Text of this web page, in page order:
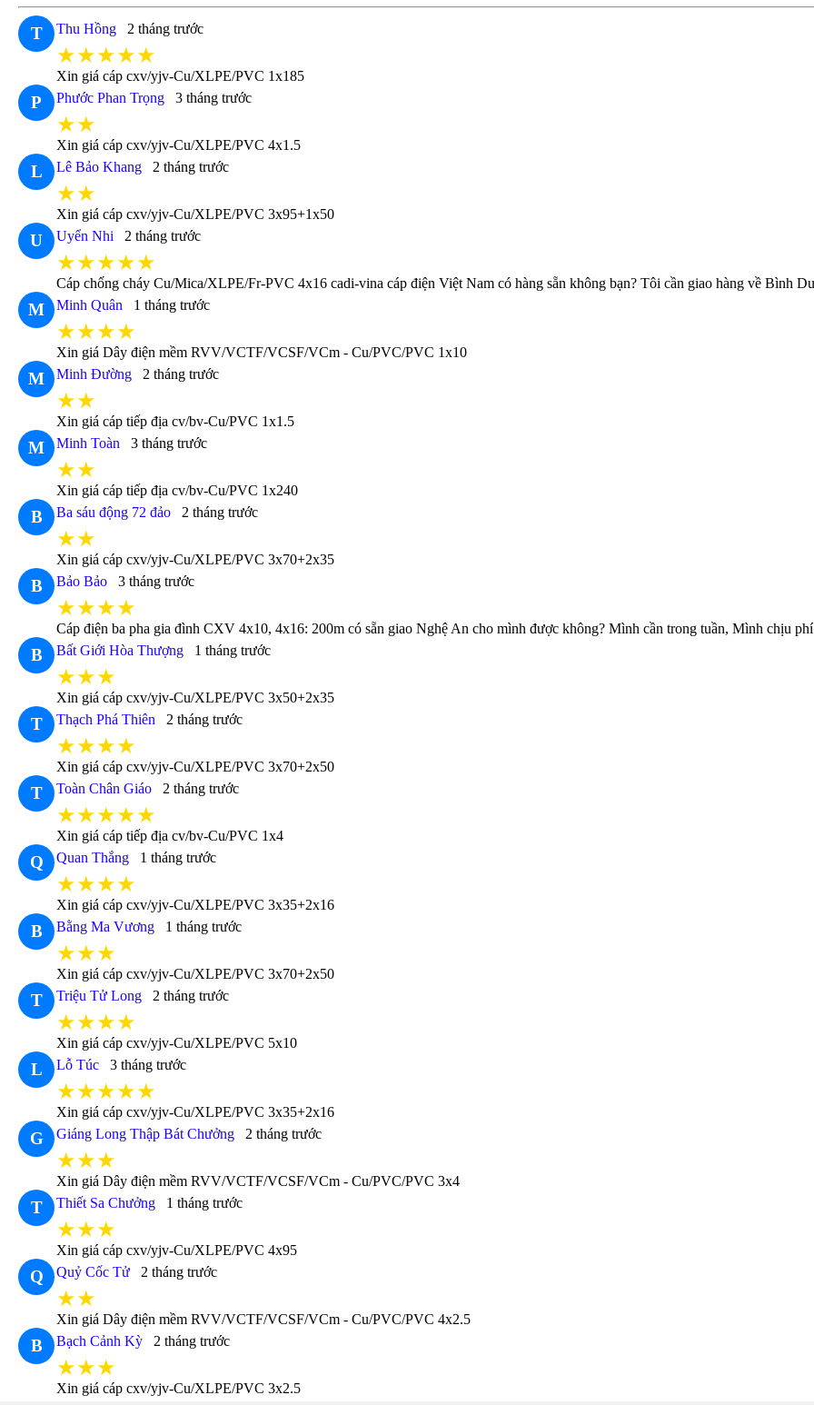
T Thu Hồng 2 tháng trước
★★★★★
Xin giá cáp cxv/yjv-Cu/XLPE/PVC 1x185
P Phước Phan Trọng 3 tháng trước
★★
Xin giá cáp cxv/yjv-Cu/XLPE/PVC 4x1.5
L Lê Bảo Khang 2 tháng trước
★★
Xin giá cáp cxv/yjv-Cu/XLPE/PVC 3x95+1x50
U Uyển Nhi 2 tháng trước
★★★★★
Cáp chống cháy Cu/Mica/XLPE/Fr-PVC 4x16 cadi-vina cáp điện Việt Nam có hàng sẵn không bạn? Tôi cần giao hàng về Bình
M Minh Quân 1 tháng trước
★★★★
Xin giá Dây điện mềm RVV/VCTF/VCSF/VCm - Cu/PVC/PVC 1x10
M Minh Đường 2 tháng trước
★★
Xin giá cáp tiếp địa cv/bv-Cu/PVC 1x1.5
M Minh Toàn 3 tháng trước
★★
Xin giá cáp tiếp địa cv/bv-Cu/PVC 1x240
B Ba sáu động 72 đảo 2 tháng trước
★★
Xin giá cáp cxv/yjv-Cu/XLPE/PVC 3x70+2x35
B Bảo Bảo 3 tháng trước
★★★★
Cáp điện ba pha gia đình CXV 4x10, 4x16: 200m có sẵn giao Nghệ An cho mình được không? Mình cần trong tuần, Mình chịu
B Bất Giới Hòa Thượng 1 tháng trước
★★★
Xin giá cáp cxv/yjv-Cu/XLPE/PVC 3x50+2x35
T Thạch Phá Thiên 2 tháng trước
★★★★
Xin giá cáp cxv/yjv-Cu/XLPE/PVC 3x70+2x50
T Toàn Chân Giáo 2 tháng trước
★★★★★
Xin giá cáp tiếp địa cv/bv-Cu/PVC 1x4
Q Quan Thắng 1 tháng trước
★★★★
Xin giá cáp cxv/yjv-Cu/XLPE/PVC 3x35+2x16
B Bằng Ma Vương 1 tháng trước
★★★
Xin giá cáp cxv/yjv-Cu/XLPE/PVC 3x70+2x50
T Triệu Tử Long 2 tháng trước
★★★★
Xin giá cáp cxv/yjv-Cu/XLPE/PVC 5x10
L Lỗ Túc 3 tháng trước
★★★★★
Xin giá cáp cxv/yjv-Cu/XLPE/PVC 3x35+2x16
G Giáng Long Thập Bát Chưởng 2 tháng trước
★★★
Xin giá Dây điện mềm RVV/VCTF/VCSF/VCm - Cu/PVC/PVC 3x4
T Thiết Sa Chưởng 1 tháng trước
★★★
Xin giá cáp cxv/yjv-Cu/XLPE/PVC 4x95
Q Quỷ Cốc Tử 2 tháng trước
★★
Xin giá Dây điện mềm RVV/VCTF/VCSF/VCm - Cu/PVC/PVC 4x2.5
B Bạch Cảnh Kỳ 2 tháng trước
★★★
Xin giá cáp cxv/yjv-Cu/XLPE/PVC 3x2.5